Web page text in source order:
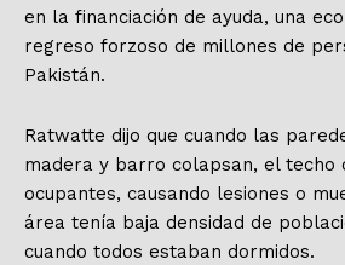
en la financiación de ayuda, una
regreso forzoso de millones de
Pakistán.
Ratwatte dijo que cuando las
madera y barro colapsan, el techo
ocupantes, causando lesiones o
área tenía baja densidad de
cuando todos estaban dormidos.